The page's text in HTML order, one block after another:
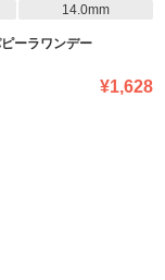
14.0mm
ーラワンデー
¥1,628